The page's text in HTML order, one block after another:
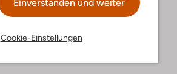
Einverstanden und weiter
Cookie-Einstellungen